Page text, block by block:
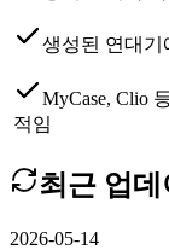
생성된 연대기
MyCase, Clio
적임
최근 업데
2026-05-14